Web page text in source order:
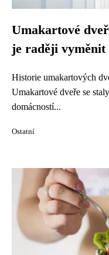
Umakartové
je raději vyměnit
Historie umakartových
Umakartové dveře se
domácností...
Ostatní